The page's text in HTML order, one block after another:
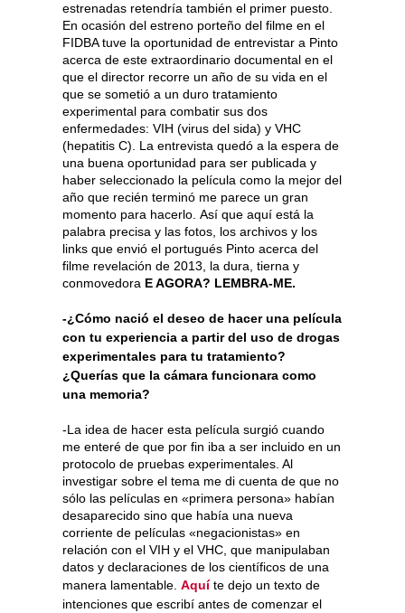
estrenadas retendría también el primer puesto.
En ocasión del estreno porteño del filme en el
FIDBA tuve la oportunidad de entrevistar a Pinto
acerca de este extraordinario documental en el
que el director recorre un año de su vida en el
que se sometió a un duro tratamiento
experimental para combatir sus dos
enfermedades: VIH (virus del sida) y VHC
(hepatitis C). La entrevista quedó a la espera de
una buena oportunidad para ser publicada y
haber seleccionado la película como la mejor del
año que recién terminó me parece un gran
momento para hacerlo. Así que aquí está la
palabra precisa y las fotos, los archivos y los
links que envió el portugués Pinto acerca del
filme revelación de 2013, la dura, tierna y
conmovedora E AGORA? LEMBRA-ME.
-¿Cómo nació el deseo de hacer una película
con tu experiencia a partir del uso de drogas
experimentales para tu tratamiento?
¿Querías que la cámara funcionara como
una memoria?
-La idea de hacer esta película surgió cuando
me enteré de que por fin iba a ser incluido en un
protocolo de pruebas experimentales. Al
investigar sobre el tema me di cuenta de que no
sólo las películas en «primera persona» habían
desaparecido sino que había una nueva
corriente de películas «negacionistas» en
relación con el VIH y el VHC, que manipulaban
datos y declaraciones de los científicos de una
manera lamentable. Aquíte dejo un texto de
intenciones que escribí antes de comenzar el